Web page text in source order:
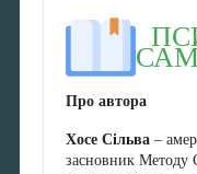
Про автора
Хосе Сільва–
засновник Методу